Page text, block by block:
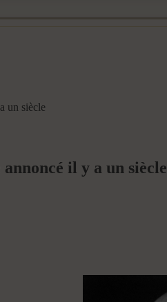
un siècle
il y a un siècle